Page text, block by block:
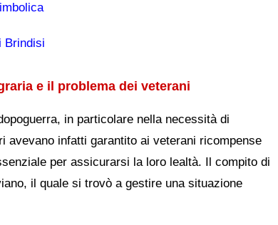
Brindisi
e il problema dei veterani
in particolare nella necessità di
avevano infatti garantito ai veterani ricompense
per assicurarsi la loro lealtà. Il compito di
il quale si trovò a gestire una situazione